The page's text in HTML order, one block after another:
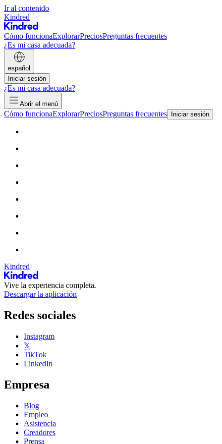
Ir al contenido
Kindred
Cómo funcionaExplorarPreciosPreguntas frecuentes
¿Es mi casa adecuada?
español
Iniciar sesión
¿Es mi casa adecuada?
Abrir el menú
Cómo funcionaExplorarPreciosPreguntas frecuentes Iniciar sesión
Kindred
Vive la experiencia completa.
Descargar la aplicación
Redes sociales
Instagram
𝕏
TikTok
LinkedIn
Empresa
Blog
Empleo
Asistencia
Creadores
Prensa